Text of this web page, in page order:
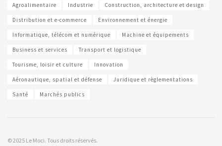
Agroalimentaire Industrie Construction, architecture et design
Distribution et e-commerce Environnement et énergie
Informatique, télécom et numérique Machine et équipements
Business et services Transport et logistique
Tourisme, loisir et culture Innovation
Aéronautique, spatial et défense Juridique et règlementations
Santé Marchés publics
© 2025 Le Moci. Tous droits réservés.